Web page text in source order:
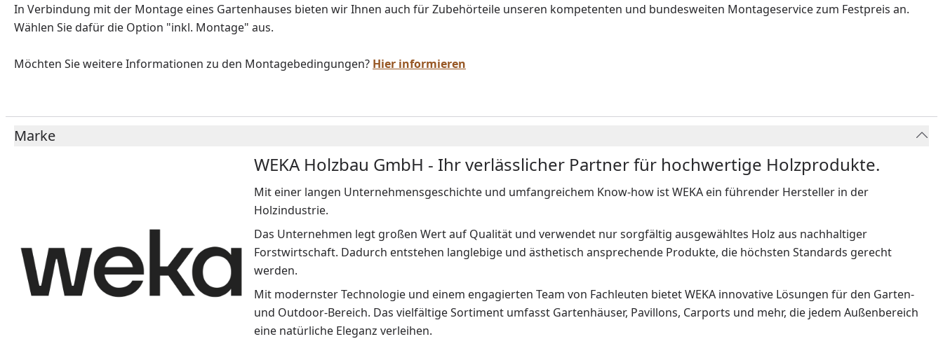
In Verbindung mit der Montage eines Gartenhauses bieten wir Ihnen auch für Zubehörteile unseren kompetenten und bundesweiten Montageservice zum Festpreis an.
Wählen Sie dafür die Option "inkl. Montage" aus.
Möchten Sie weitere Informationen zu den Montagebedingungen? Hier informieren
Marke
WEKA Holzbau GmbH - Ihr verlässlicher Partner für hochwertige Holzprodukte.
Mit einer langen Unternehmensgeschichte und umfangreichem Know-how ist WEKA ein führender Hersteller in der
Holzindustrie.
Das Unternehmen legt großen Wert auf Qualität und verwendet nur sorgfältig ausgewähltes Holz aus nachhaltiger
Forstwirtschaft. Dadurch entstehen langlebige und ästhetisch ansprechende Produkte, die höchsten Standards gerecht
werden.
Mit modernster Technologie und einem engagierten Team von Fachleuten bietet WEKA innovative Lösungen für den Garten-
und Outdoor-Bereich. Das vielfältige Sortiment umfasst Gartenhäuser, Pavillons, Carports und mehr, die jedem Außenbereich
eine natürliche Eleganz verleihen.